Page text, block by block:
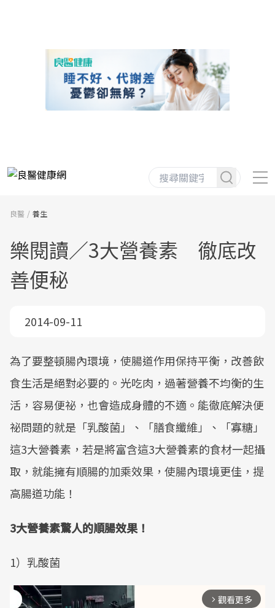
良醫 養生
樂閱讀／3大營養素 徹底改
善便秘
2014-09-11
為了要整頓腸內環境，使腸道作用保持平衡，改善飲
食生活是絕對必要的。光吃肉，過著營養不均衡的生
活，容易便祕，也會造成身體的不適。能徹底解決便
祕問題的就是「乳酸菌」、「膳食纖維」、「寡糖」
這3大營養素，若是將富含這3大營養素的食材一起攝
取，就能擁有順腸的加乘效果，使腸內環境更佳，提
高腸道功能！
3大營養素驚人的順腸效果！
1）乳酸菌
arrow_forward_ios 觀看更多